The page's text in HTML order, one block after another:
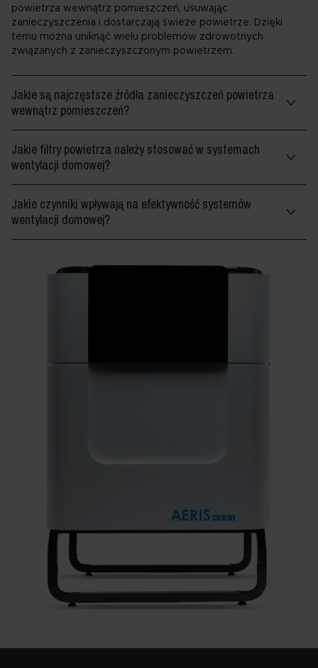
powietrza wewnątrz pomieszczeń, usuwając
zanieczyszczenia i dostarczają świeże powietrze. Dzięki
temu można uniknąć wielu problemów zdrowotnych
związanych z zanieczyszczonym powietrzem.
Jakie są najczęstsze źródła zanieczyszczeń powietrza
wewnątrz pomieszczeń?
Jakie filtry powietrza należy stosować w systemach
wentylacji domowej?
Jakie czynniki wpływają na efektywność systemów
wentylacji domowej?